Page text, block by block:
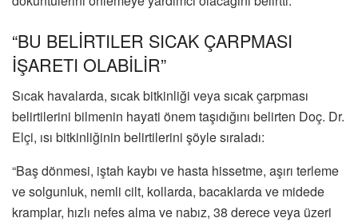
“BU BELİRTILER SICAK ÇARPMASI
İŞARETI OLABİLİR”
Sıcak havalarda, sıcak bitkinliği veya sıcak çarpması
belirtilerini bilmenin hayati önem taşıdığını belirten Doç. Dr.
Elçi, ısı bitkinliğinin belirtilerini şöyle sıraladı:
“Baş dönmesi, iştah kaybı ve hasta hissetme, aşırı terleme
ve solgunluk, nemli cilt, kollarda, bacaklarda ve midede
kramplar, hızlı nefes alma ve nabız, 38 derece veya üzeri